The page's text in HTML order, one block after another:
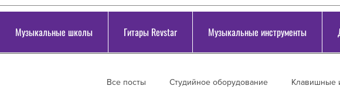
Музыкальные школы Гитары Revstar Музыкальные инструменты
Все посты Студийное оборудование Клавишные